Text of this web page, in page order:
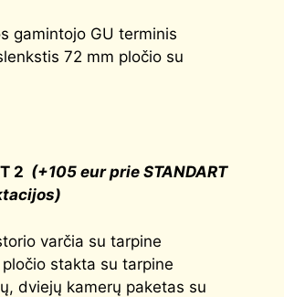
gamintojo GU terminis
72 mm pločio su
2 (+105 eur prie STANDART
varčia su tarpine
stakta su tarpine
dviejų kamerų paketas su